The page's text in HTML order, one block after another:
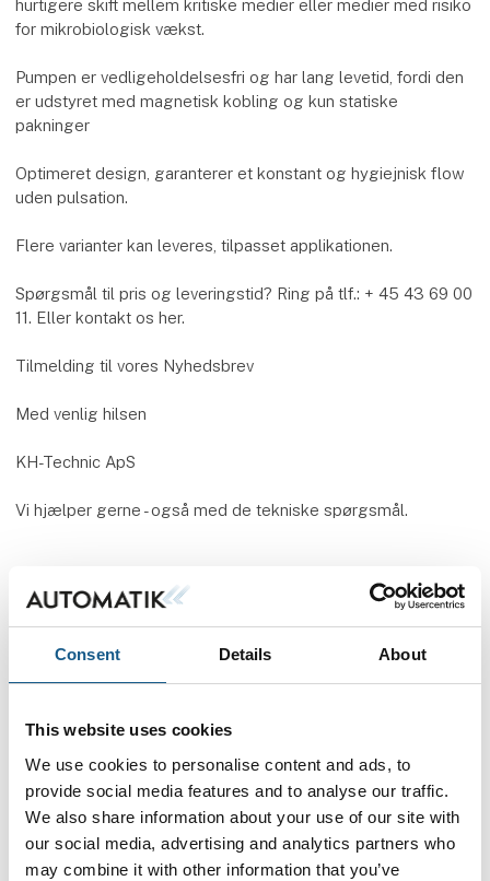
Consent Details About
This website uses cookies
We use cookies to personalise content and ads, to
provide social media features and to analyse our traffic.
We also share information about your use of our site with
our social media, advertising and analytics partners who
may combine it with other information that you’ve
hurtigere skift mellem kritiske medier eller medier med risiko
for mikrobiologisk vækst.
Pumpen er vedligeholdelsesfri og har lang levetid, fordi den
er udstyret med magnetisk kobling og kun statiske
pakninger
Optimeret design, garanterer et konstant og hygiejnisk flow
uden pulsation.
Flere varianter kan leveres, tilpasset applikationen.
Spørgsmål til pris og leveringstid? Ring på tlf.: + 45 43 69 00
11. Eller kontakt os her.
Tilmelding til vores Nyhedsbrev
Med venlig hilsen
KH-Technic ApS
Vi hjælper gerne - også med de tekniske spørgsmål.
Flere produkter fra KH-Technic ApS
STÅL
På messen
ROTATIONSPUMPER